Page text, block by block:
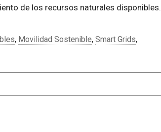
de los recursos naturales disponibles.
, Movilidad Sostenible, Smart Grids,